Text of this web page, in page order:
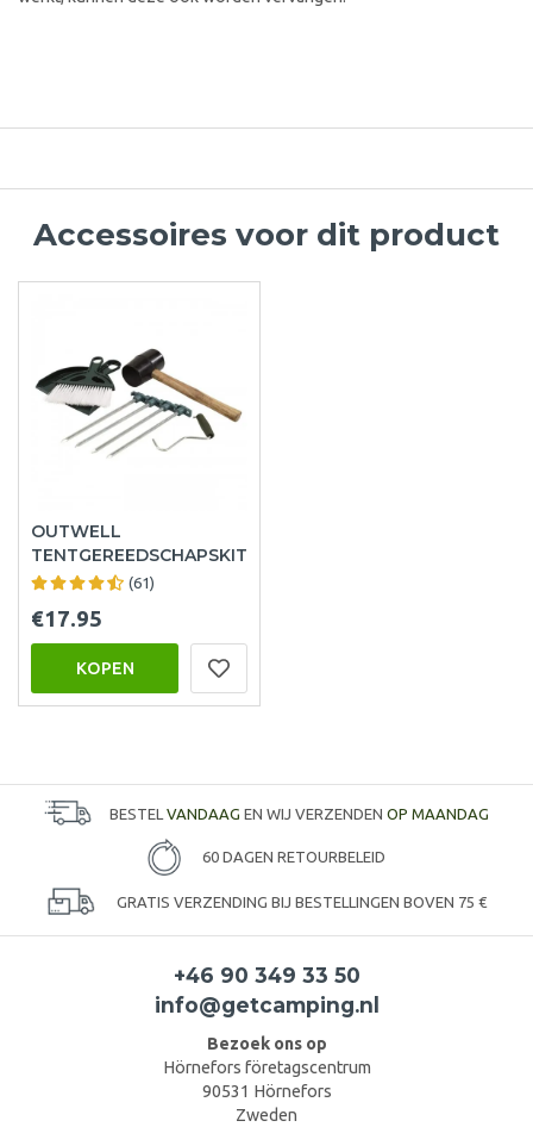
Accessoires voor dit product
OUTWELL
TENTGEREEDSCHAPSKIT
(61)
€17.95
KOPEN
BESTEL VANDAAG EN WIJ VERZENDEN OP MAANDAG
60 DAGEN RETOURBELEID
GRATIS VERZENDING BIJ BESTELLINGEN BOVEN 75 €
+46 90 349 33 50
info@getcamping.nl
Bezoek ons op
Hörnefors företagscentrum
90531 Hörnefors
Zweden